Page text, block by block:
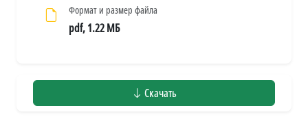
Формат и размер файла
pdf, 1.22 МБ
Скачать